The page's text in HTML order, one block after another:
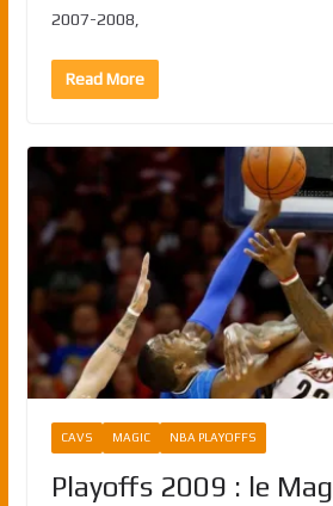
2007-2008,
Read More
CAVS MAGIC NBA PLAYOFFS
Playoffs 2009 : le